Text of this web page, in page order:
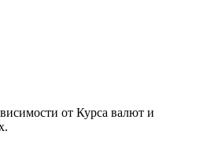
от Курса валют и